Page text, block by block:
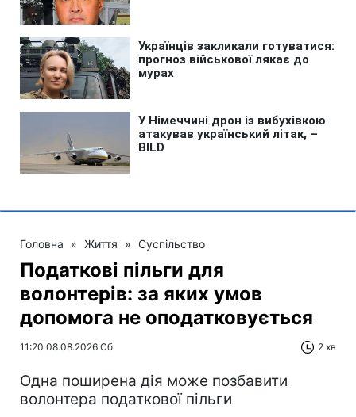
Головна » Життя » Суспільство
Податкові пільги для
волонтерів: за яких умов
допомога не оподатковується
11:20 08.08.2026 Сб 2 хв
Одна поширена дія може позбавити
волонтера податкової пільги